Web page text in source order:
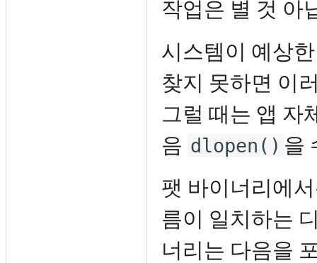
작업은 별 것 아
시스템이 예상
찾지 못하면 이
그럴 때는 앱 자
음 dlopen() 을
팻 바이너리에
름이 일치하는
너리는 다음을